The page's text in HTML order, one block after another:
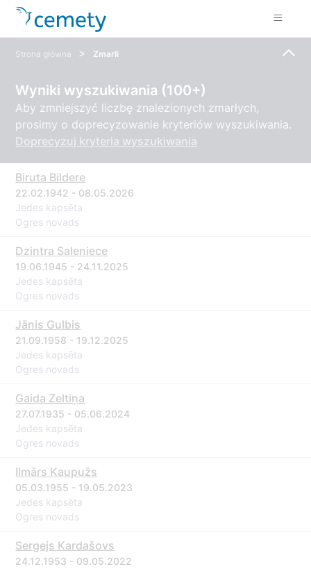
Strona główna > Zmarli
Wyniki wyszukiwania (100+)
Aby zmniejszyć liczbę znalezionych zmarłych,
prosimy o doprecyzowanie kryteriów wyszukiwania.
Doprecyzuj kryteria wyszukiwania
Biruta Bildere
22.02.1942 - 08.05.2026
Jedes kapsēta
Ogres novads
Dzintra Saleniece
19.06.1945 - 24.11.2025
Jedes kapsēta
Ogres novads
Jānis Gulbis
21.09.1958 - 19.12.2025
Jedes kapsēta
Ogres novads
Gaida Zeltiņa
27.07.1935 - 05.06.2024
Jedes kapsēta
Ogres novads
Ilmārs Kaupužs
05.03.1955 - 19.05.2023
Jedes kapsēta
Ogres novads
Sergejs Kardašovs
24.12.1953 - 09.05.2022